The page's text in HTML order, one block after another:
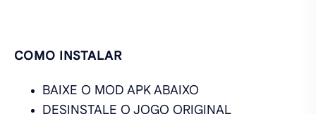
COMO INSTALAR
BAIXE O MOD APK ABAIXO
DESINSTALE O JOGO ORIGINAL